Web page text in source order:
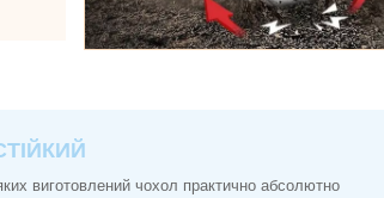
виготовлений чохол практично абсолютно